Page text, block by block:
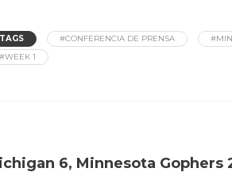
TAGS #CONFERENCIA DE PRENSA
#WEEK 1
6, Minnesota Gophers